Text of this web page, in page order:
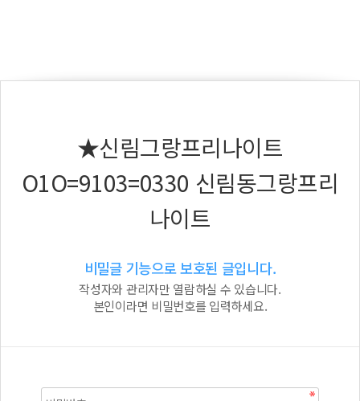
★신림그랑프리나이트
O1O=9103=0330 신림동그랑프리
나이트
비밀글 기능으로 보호된 글입니다.
작성자와 관리자만 열람하실 수 있습니다.
본인이라면 비밀번호를 입력하세요.